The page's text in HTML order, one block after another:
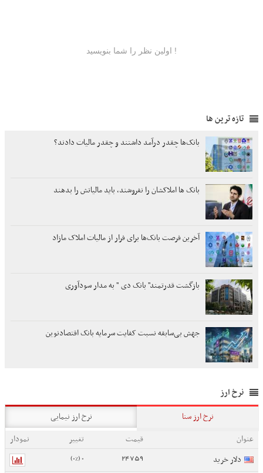
تازه ترین ها
بانک‌ها چقدر درآمد داشتند و چقدر مالیات دادند؟
بانک ها املاکشان را نفروشند، باید مالیاتش را بدهند
آخرین فرصت بانک‌ها برای فرار از مالیات املاک مازاد
بازگشت قدرتمند" بانک دی " به مدار سودآوری
جهش بی‌سابقه نسبت کفایت سرمایه بانک اقتصادنوین
نرخ ارز
نرخ ارز سنا
نرخ ارز نیمایی
عنوان
قیمت تغییر
نمودار
دلار خرید
24759
0 (0%)